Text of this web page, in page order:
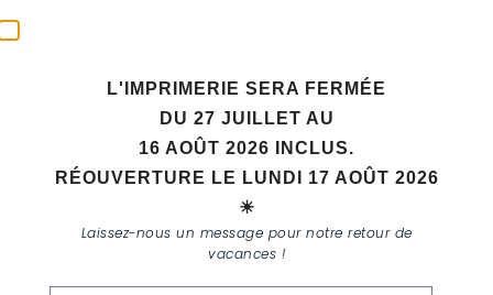
Tag
L'IMPRIMERIE SERA FERMÉE
DU 27 JUILLET AU
16 AOÛT 2026 INCLUS.
RÉOUVERTURE LE LUNDI 17 AOÛT 2026
☀
Laissez-nous un message pour notre retour de
vacances !